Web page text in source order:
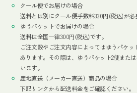
クール便でお届けの場合
送料とは別にクール便手数料330円(税込)が必
ゆうパケットでお届けの場合
送料は全国一律300円(税込)です。
ご注文数やご注文内容によってはゆうパケ
あります。その際は、ゆうパケット2便また
います。
産地直送（メーカー直送）商品の場合
下記リンクから配送料金をご確認ください。